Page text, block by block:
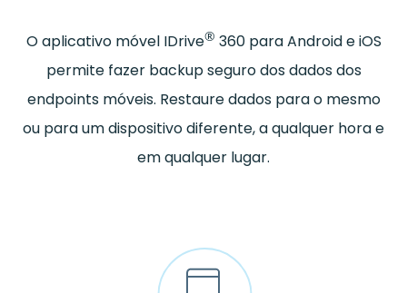
O aplicativo móvel IDrive® 360 para Android e iOS
permite fazer backup seguro dos dados dos
endpoints móveis. Restaure dados para o mesmo
ou para um dispositivo diferente, a qualquer hora e
em qualquer lugar.